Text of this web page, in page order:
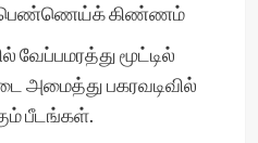
கிண்ணம்
மூட்டில்
அமைத்து பகரவடிவில்
பீடங்கள்.